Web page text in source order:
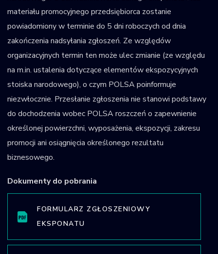
materiału promocyjnego przedsiębiorca zostanie
powiadomiony w terminie do 5 dni roboczych od dnia
zakończenia nadsyłania zgłoszeń. Ze względów
organizacyjnych termin ten może ulec zmianie (ze względu
na m.in. ustalenia dotyczące elementów ekspozycyjnych
stoiska narodowego), o czym POLSA poinformuje
niezwłocznie. Przesłanie zgłoszenia nie stanowi podstawy
do dochodzenia wobec POLSA roszczeń o zapewnienie
określonej powierzchni, wyposażenia, ekspozycji, zakresu
promocji ani osiągnięcia określonego rezultatu
biznesowego.
Dokumenty do pobrania
FORMULARZ ZGŁOSZENIOWY
EKSPONATU